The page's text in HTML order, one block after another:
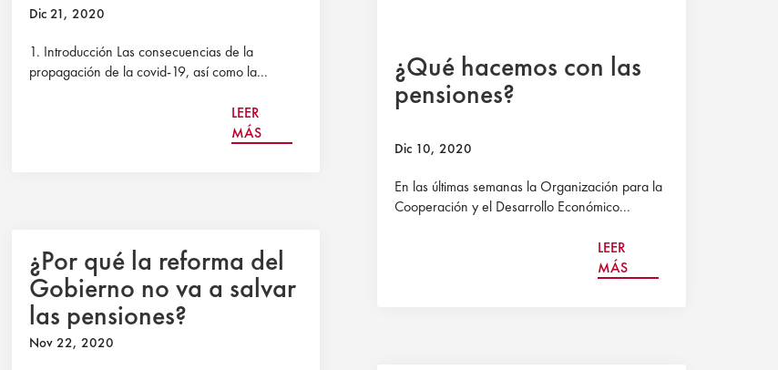
Dic 21, 2020
1. Introducción Las consecuencias de la
propagación de la covid-19, así como la...
LEER
MÁS
¿Por qué la reforma del
Gobierno no va a salvar
las pensiones?
Nov 22, 2020
¿Qué hacemos con las
pensiones?
Dic 10, 2020
En las últimas semanas la Organización para la
Cooperación y el Desarrollo Económico...
LEER
MÁS